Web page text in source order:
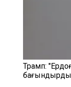
Трамп: